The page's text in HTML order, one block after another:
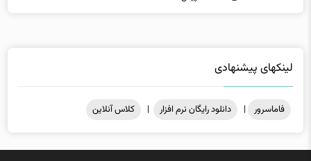
فاماسرور | دانلود رایگان نرم افزار
میزبانی درهاست ویندوزفاماسرور